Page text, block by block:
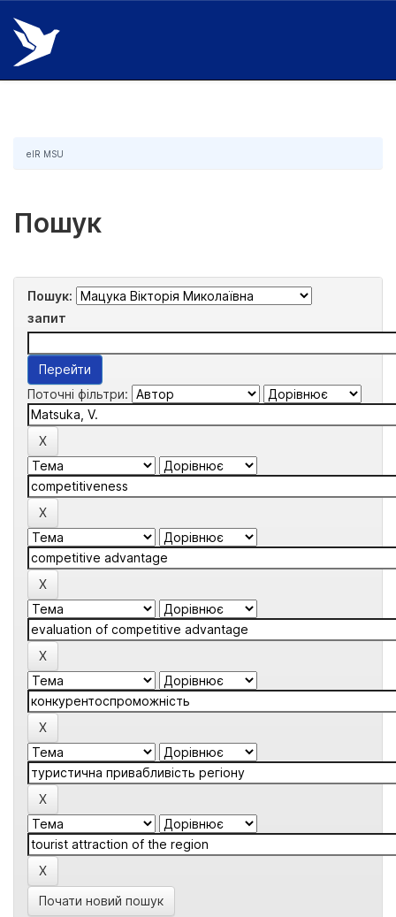
Skip
navigation
eIR MSU
Пошук
Пошук:
запит
Поточні фільтри:
Почати новий пошук